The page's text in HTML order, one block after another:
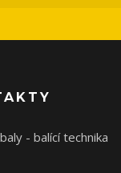
- balící technika